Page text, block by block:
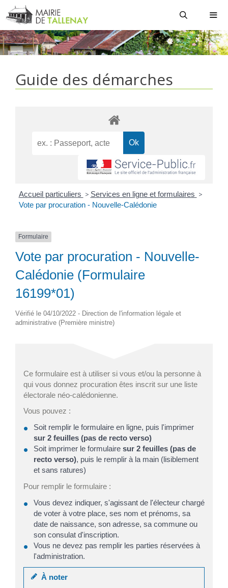
Aller
au
contenu
Guide des démarches
Accueil particuliers > Services en ligne et formulaires >
Vote par procuration - Nouvelle-Calédonie
Formulaire
Vote par procuration - Nouvelle-
Calédonie (Formulaire
16199*01)
Vérifié le 04/10/2022 - Direction de l'information légale et
administrative (Première ministre)
Ce formulaire est à utiliser si vous et/ou la personne à
qui vous donnez procuration êtes inscrit sur une liste
électorale néo-calédonienne.
Vous pouvez :
Soit remplir le formulaire en ligne, puis l'imprimer
sur 2 feuilles (pas de recto verso)
Soit imprimer le formulaire sur 2 feuilles (pas de
recto verso), puis le remplir à la main (lisiblement
et sans ratures)
Pour remplir le formulaire :
Vous devez indiquer, s'agissant de l'électeur chargé
de voter à votre place, ses nom et prénoms, sa
date de naissance, son adresse, sa commune ou
son consulat d'inscription.
Vous ne devez pas remplir les parties réservées à
l'administration.
À noter